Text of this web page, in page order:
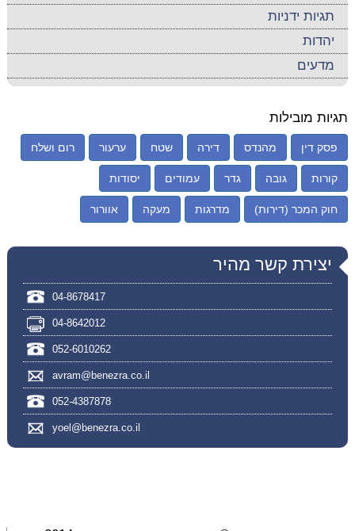
תגיות ידניות
יהדות
מדעים
תגיות מובילות
פסק דין מהנדס דירה שטח ערעור רום ושלח
קורות גובה גדר עמודים יסודות
חוק המכר (דירות) מדרגות מעקה אוורור
יצירת קשר מהיר
04-8678417
04-8642012
052-6010262
avram@benezra.co.il
052-4387878
yoel@benezra.co.il